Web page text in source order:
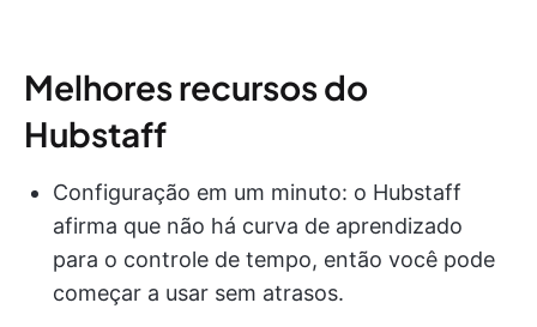
Melhores recursos do
Hubstaff
Configuração em um minuto: o Hubstaff
afirma que não há curva de aprendizado
para o controle de tempo, então você pode
começar a usar sem atrasos.